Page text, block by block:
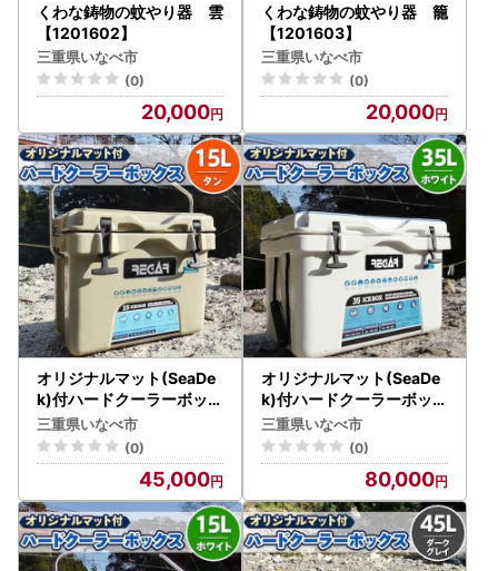
くわな鋳物の蚊やり器 雲
【1201602】
三重県いなべ市
(0)
20,000
くわな鋳物の蚊やり器 籠
【1201603】
三重県いなべ市
(0)
20,000
オリジナルマット(SeaDe
k)付ハードクーラーボック
ス (サイズ:15L) カラー
:タン【1264576】
三重県いなべ市
(0)
45,000
オリジナルマット(SeaDe
k)付ハードクーラーボック
ス (サイズ:35L) カラー
:ホワイト【1264579】
三重県いなべ市
(0)
80,000